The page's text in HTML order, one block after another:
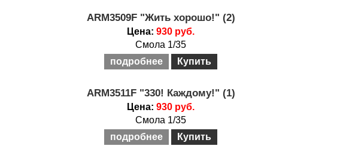
ARM3509F "Жить хорошо!" (2)
Цена: 930 руб.
Смола 1/35
подробнее
Купить
ARM3511F "330! Каждому!" (1)
Цена: 930 руб.
Смола 1/35
подробнее
Купить